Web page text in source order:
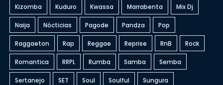
Kizomba Kuduro Kwassa Marrabenta Mix Dj
Naija Nócticias Pagode Pandza Pop
Raggaeton Rap Reggae Reprise RnB Rock
Romantica RRPL Rumba Samba Semba
Sertanejo SET Soul Soulful Sungura